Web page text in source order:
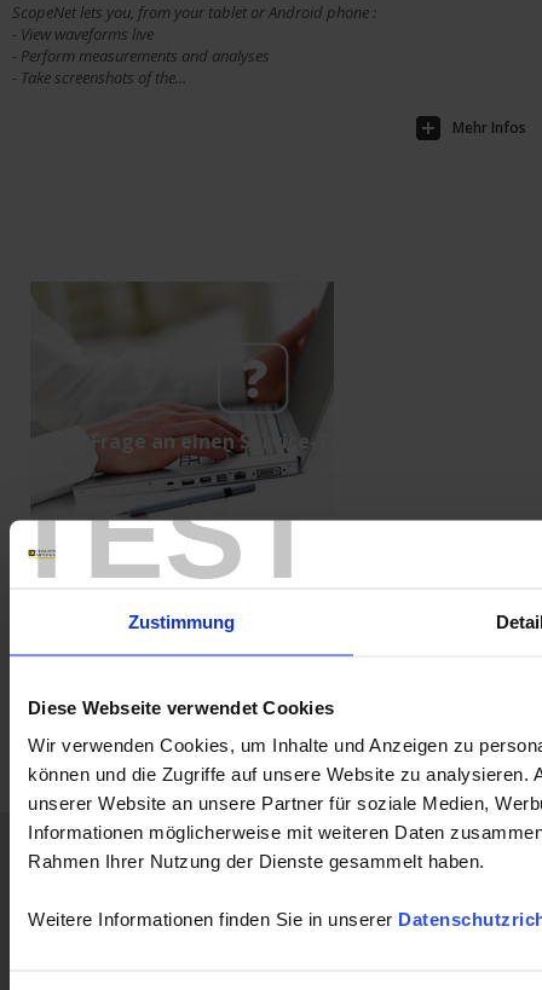
TEST
Zustimmung
Diese Webseite verwendet Cookies
Wir verwenden Cookies, um Inhalte und Anzeigen zu
können und die Zugriffe auf unsere Website zu
unserer Website an unsere Partner für soziale Medien,
Informationen möglicherweise mit weiteren Daten
Rahmen Ihrer Nutzung der Dienste gesammelt haben.
Weitere Informationen finden Sie in unserer
ScopeNet lets you, from your tablet or Android phone :
- View waveforms live
- Perform measurements and analyses
- Take screenshots of the...
Mehr Infos
Frage an einen Service-Techniker
FTV100
8345
8345 F607 1954 F407 Firmware
Neuigkeiten
Support Publikat. Presse
uns